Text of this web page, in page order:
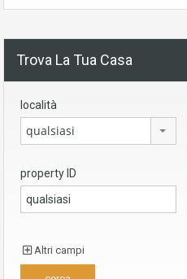
Trova La Tua Casa
località
qualsiasi
property ID
Altri campi